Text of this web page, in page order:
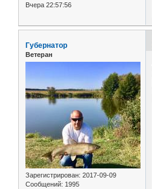
Вчера 22:57:56
Губернатор
Ветеран
Зарегистрирован: 2017-09-09
Сообщений: 1995